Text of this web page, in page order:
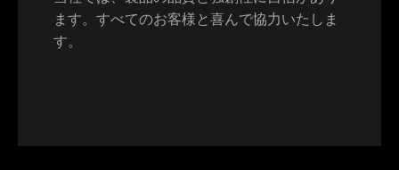
ます。すべてのお客様と喜んで協力いたしま
す。